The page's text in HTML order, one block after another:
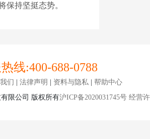
保持坚挺态势。
线:400-688-0788
们 | 法律声明 | 资料与隐私 | 帮助中心
限公司 版权所有沪ICP备2020031745号 经营